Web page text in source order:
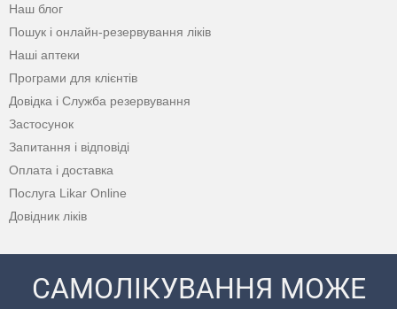
Наш блог
Пошук і онлайн-резервування ліків
Наші аптеки
Програми для клієнтів
Довідка і Служба резервування
Застосунок
Запитання і відповіді
Оплата і доставка
Послуга Likar Online
Довідник ліків
САМОЛІКУВАННЯ МОЖЕ